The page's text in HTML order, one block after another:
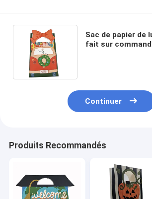
Sac de papier de
fait sur
Continuer
Produits Recommandés